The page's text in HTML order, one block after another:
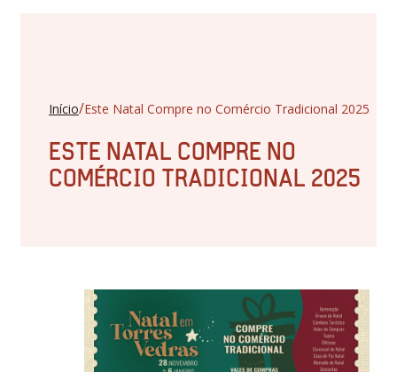
Início/Este Natal Compre no Comércio Tradicional 2025
ESTE NATAL COMPRE NO
COMÉRCIO TRADICIONAL 2025